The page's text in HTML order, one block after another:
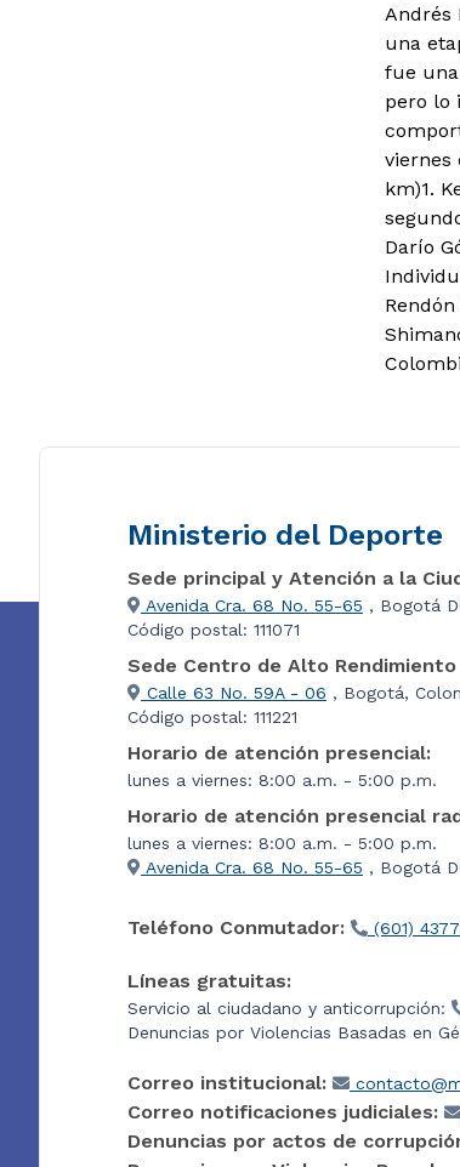
Andrés
una
fue
pero lo
viernes
km)1.
Darío
Ministerio del Deporte
Sede principal y Atención a la
Avenida Cra. 68 No. 55-65 , Bogotá
Código postal: 111071
Sede Centro de Alto Rendimiento
Calle 63 No. 59A - 06 , Bogotá,
Código postal: 111221
Horario de atención presencial:
lunes a viernes: 8:00 a.m. - 5:00 p.m.
Horario de atención presencial
lunes a viernes: 8:00 a.m. - 5:00 p.m.
Avenida Cra. 68 No. 55-65 , Bogotá
Teléfono Conmutador: (601)
Líneas gratuitas:
Servicio al ciudadano y anticorrupción:
Denuncias por Violencias Basadas en
Correo institucional:
Correo notificaciones judiciales:
Denuncias por actos de